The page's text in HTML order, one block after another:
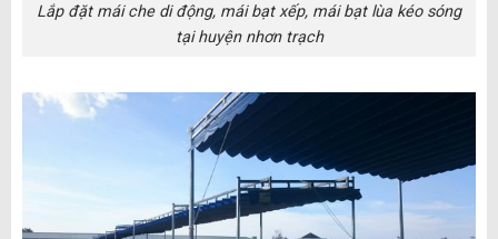
Lắp đặt mái che di động, mái bạt xếp, mái bạt lùa kéo sóng
tại huyện nhơn trạch